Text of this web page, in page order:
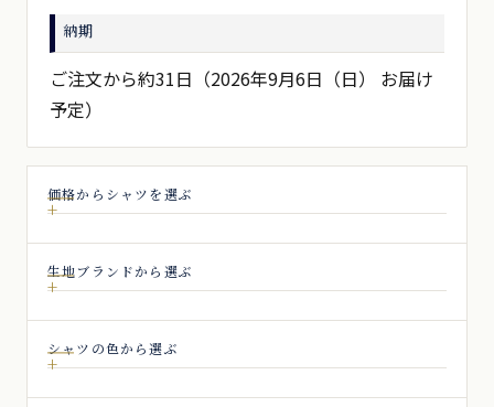
納期
ご注文から約31日（2026年9月6日（日） お届け
予定）
価格からシャツを選ぶ
生地ブランドから選ぶ
シャツの色から選ぶ